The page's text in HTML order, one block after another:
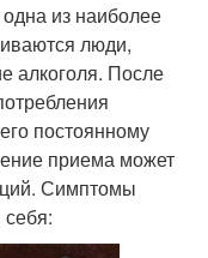
из наиболее
люди,
алкоголя. После
постоянному
приема может
Симптомы